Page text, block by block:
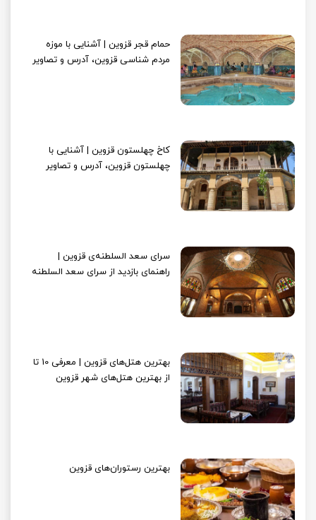
حمام قجر قزوین | آشنایی با موزه
مردم شناسی قزوین، آدرس و تصاویر
کاخ چهلستون قزوین | آشنایی با
چهلستون قزوین، آدرس و تصاویر
سرای سعد السلطنه‌ی قزوین |
راهنمای بازدید از سرای سعد السلطنه
بهترین هتل‌های قزوین | معرفی 10 تا
از بهترین هتل‌های شهر قزوین
بهترین رستوران‌های قزوین